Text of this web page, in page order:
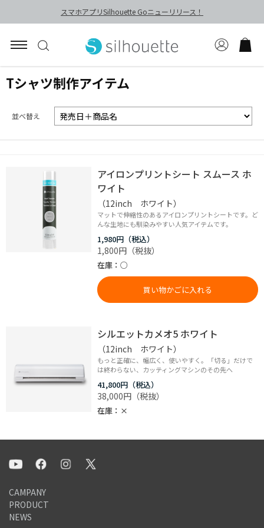
スマホアプリSilhouette Goニューリリース！
Tシャツ制作アイテム
並べ替え
アイロンプリントシート スムース ホ
ワイト
（12inch ホワイト）
マットで伸縮性のあるアイロンプリントシートです。ど
んな生地にも馴染みやすい人気アイテムです。
1,980円
1,800円
在庫 ○
買い物かごに入れる
シルエットカメオ5 ホワイト
（12inch ホワイト）
もっと正確に、幅広く、使いやすく。「切る」だけで
は終わらない、カッティングマシンのその先へ
41,800円
38,000円
在庫 ×
CAMPANY
PRODUCT
NEWS